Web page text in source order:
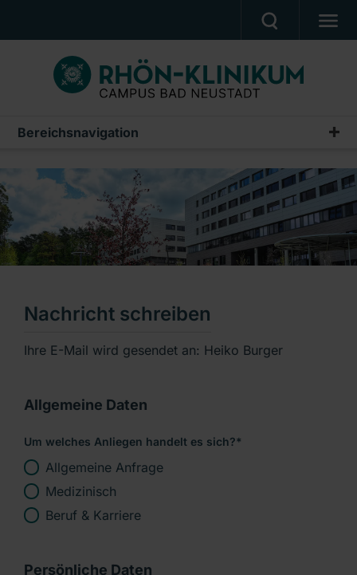
MEDIZIN & PFLEGE
PATIENTEN & BESUCHER
CAMPUS AKADEMIE
AKTUELLES
NOTFALL
Bereichsnavigation
Nachricht schreiben
Ihre E-Mail wird gesendet an: Heiko Burger
Allgemeine Daten
Um welches Anliegen handelt es sich?*
Allgemeine Anfrage
Medizinisch
Beruf & Karriere
Persönliche Daten